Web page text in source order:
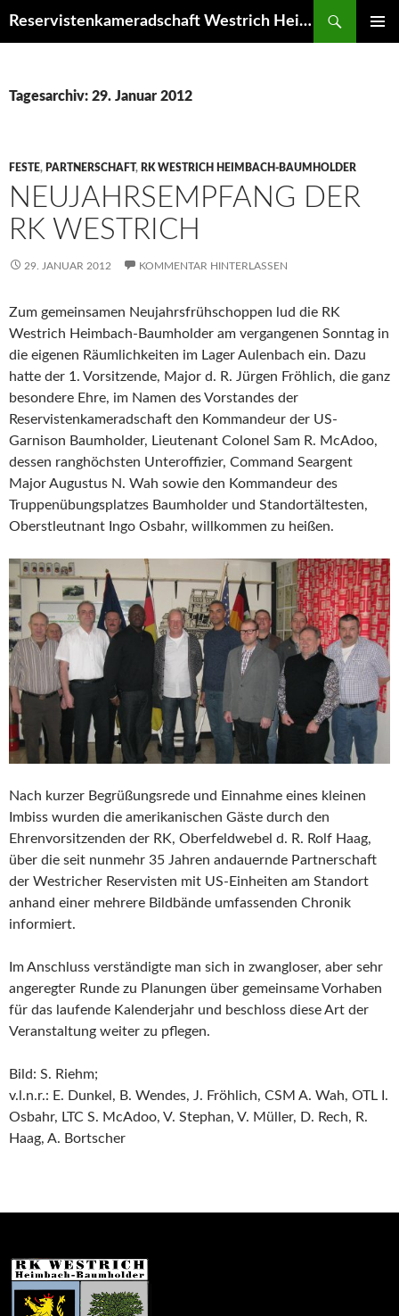
Reservistenkameradschaft Westrich Heimbach-Baumholder
Tagesarchiv: 29. Januar 2012
FESTE, PARTNERSCHAFT, RK WESTRICH HEIMBACH-BAUMHOLDER
NEUJAHRSEMPFANG DER
RK WESTRICH
29. JANUAR 2012 KOMMENTAR HINTERLASSEN
Zum gemeinsamen Neujahrsfrühschoppen lud die RK
Westrich Heimbach-Baumholder am vergangenen Sonntag in
die eigenen Räumlichkeiten im Lager Aulenbach ein. Dazu
hatte der 1. Vorsitzende, Major d. R. Jürgen Fröhlich, die ganz
besondere Ehre, im Namen des Vorstandes der
Reservistenkameradschaft den Kommandeur der US-
Garnison Baumholder, Lieutenant Colonel Sam R. McAdoo,
dessen ranghöchsten Unteroffizier, Command Seargent
Major Augustus N. Wah sowie den Kommandeur des
Truppenübungsplatzes Baumholder und Standortältesten,
Oberstleutnant Ingo Osbahr, willkommen zu heißen.
Nach kurzer Begrüßungsrede und Einnahme eines kleinen
Imbiss wurden die amerikanischen Gäste durch den
Ehrenvorsitzenden der RK, Oberfeldwebel d. R. Rolf Haag,
über die seit nunmehr 35 Jahren andauernde Partnerschaft
der Westricher Reservisten mit US-Einheiten am Standort
anhand einer mehrere Bildbände umfassenden Chronik
informiert.
Im Anschluss verständigte man sich in zwangloser, aber sehr
angeregter Runde zu Planungen über gemeinsame Vorhaben
für das laufende Kalenderjahr und beschloss diese Art der
Veranstaltung weiter zu pflegen.
Bild: S. Riehm;
v.l.n.r.: E. Dunkel, B. Wendes, J. Fröhlich, CSM A. Wah, OTL I.
Osbahr, LTC S. McAdoo, V. Stephan, V. Müller, D. Rech, R.
Haag, A. Bortscher